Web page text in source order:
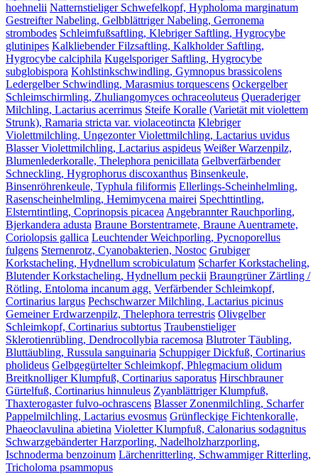
hoehnelii Natternstieliger Schwefelkopf, Hypholoma marginatum
Gestreifter Nabeling, Gelbblättriger Nabeling, Gerronema
strombodes Schleimfußsaftling, Klebriger Saftling, Hygrocybe
glutinipes Kalkliebender Filzsaftling, Kalkholder Saftling,
Hygrocybe calciphila Kugelsporiger Saftling, Hygrocybe
subglobispora Kohlstinkschwindling, Gymnopus brassicolens
Ledergelber Schwindling, Marasmius torquescens Ockergelber
Schleimschirmling, Zhuliangomyces ochraceoluteus Queraderiger
Milchling, Lactarius acerrimus Steife Koralle (Varietät mit violettem
Strunk), Ramaria stricta var. violaceotincta Klebriger
Violettmilchling, Ungezonter Violettmilchling, Lactarius uvidus
Blasser Violettmilchling, Lactarius aspideus Weißer Warzenpilz,
Blumenlederkoralle, Thelephora penicillata Gelbverfärbender
Schneckling, Hygrophorus discoxanthus Binsenkeule,
Binsenröhrenkeule, Typhula filiformis Ellerlings-Scheinhelmling,
Rasenscheinhelmling, Hemimycena mairei Spechttintling,
Elsterntintling, Coprinopsis picacea Angebrannter Rauchporling,
Bjerkandera adusta Braune Borstentramete, Braune Auentramete,
Coriolopsis gallica Leuchtender Weichporling, Pycnoporellus
fulgens Sternenrotz, Cyanobakterien, Nostoc Grubiger
Korkstacheling, Hydnellum scrobiculatum Scharfer Korkstacheling,
Blutender Korkstacheling, Hydnellum peckii Braungrüner Zärtling /
Rötling, Entoloma incanum agg. Verfärbender Schleimkopf,
Cortinarius largus Pechschwarzer Milchling, Lactarius picinus
Gemeiner Erdwarzenpilz, Thelephora terrestris Olivgelber
Schleimkopf, Cortinarius subtortus Traubenstieliger
Sklerotienrübling, Dendrocollybia racemosa Blutroter Täubling,
Bluttäubling, Russula sanguinaria Schuppiger Dickfuß, Cortinarius
pholideus Gelbgegürtelter Schleimkopf, Phlegmacium olidum
Breitknolliger Klumpfuß, Cortinarius saporatus Hirschbrauner
Gürtelfuß, Cortinarius hinnuleus Zyanblättriger Klumpfuß,
Thaxterogaster fulvo-ochrascens Blasser Zonenmilchling, Scharfer
Pappelmilchling, Lactarius evosmus Grünfleckige Fichtenkoralle,
Phaeoclavulina abietina Violetter Klumpfuß, Calonarius sodagnitus
Schwarzgebänderter Harzporling, Nadelholzharzporling,
Ischnoderma benzoinum Lärchenritterling, Schwammiger Ritterling,
Tricholoma psammopus